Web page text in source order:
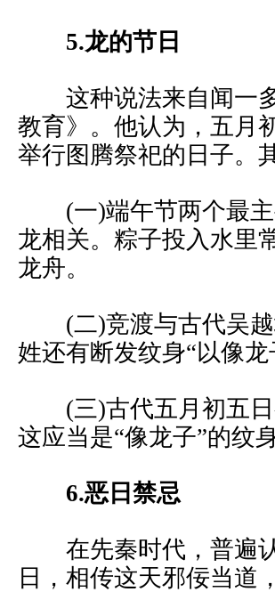
5.龙的节日
这种说法来自闻一多
教育》。他认为，五月
举行图腾祭祀的日子。
(一)端午节两个最主
龙相关。粽子投入水里
龙舟。
(二)竞渡与古代吴越
姓还有断发纹身“以像
(三)古代五月初五日
这应当是“像龙子”的纹
6.恶日禁忌
在先秦时代，普遍认
日，相传这天邪佞当道